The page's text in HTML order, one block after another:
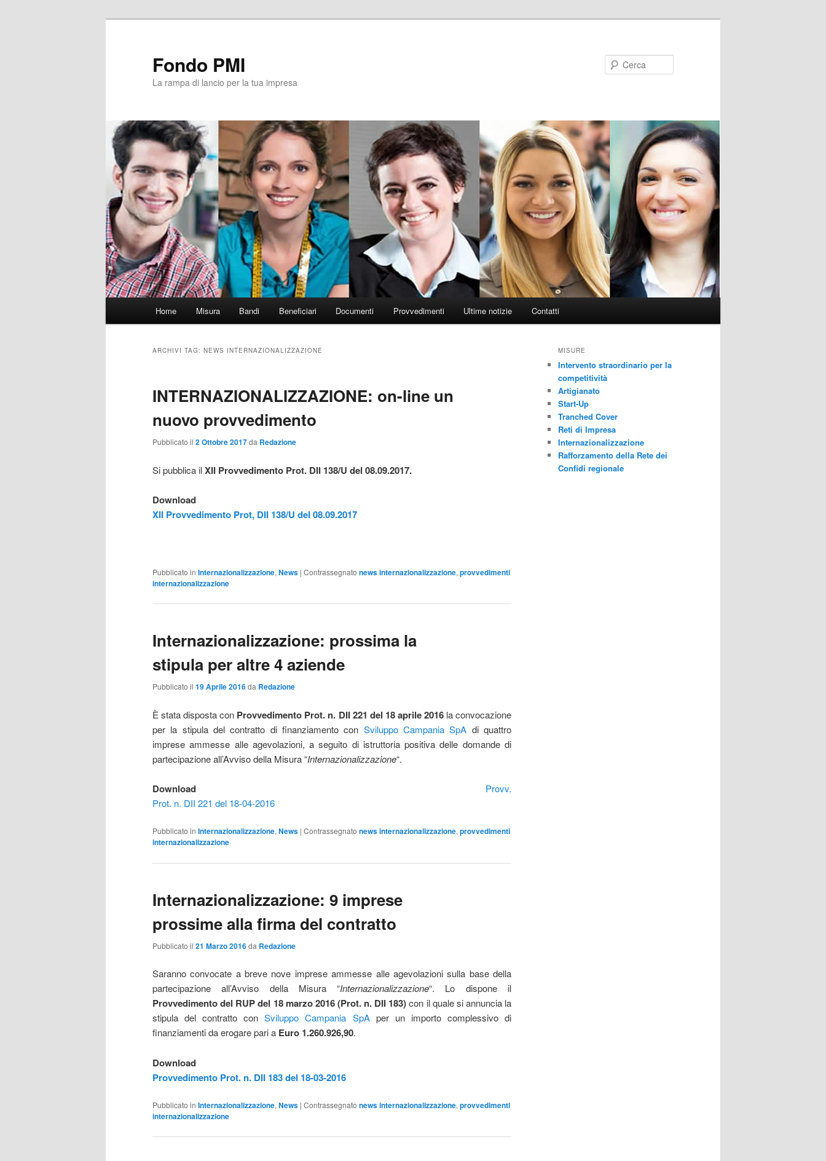
Fondo PMI
La rampa di lancio per la tua impresa
Home Misura Bandi Beneficiari Documenti Provvedimenti Ultime notizie Contatti
ARCHIVI TAG: NEWS INTERNAZIONALIZZAZIONE
INTERNAZIONALIZZAZIONE: on-line un
nuovo provvedimento
Pubblicato il 2 Ottobre 2017da Redazione
Si pubblica ilXII Provvedimento Prot. DII 138/U del 08.09.2017.
Download
XII Provvedimento Prot, DII 138/U del 08.09.2017
Pubblicato in Internazionalizzazione, News | Contrassegnato news internazionalizzazione, provvedimenti
internazionalizzazione
Internazionalizzazione: prossima la
stipula per altre 4 aziende
Pubblicato il 19 Aprile 2016da Redazione
È stata disposta con Provvedimento Prot. n. DII 221 del 18 aprile 2016la convocazione
per la stipula del contratto di finanziamento con Sviluppo Campania SpA di quattro
imprese ammesse alle agevolazioni, a seguito di istruttoria positiva delle domande di
partecipazione all’Avviso della Misura “Internazionalizzazione“.
Download
Provv.
Prot. n. DII 221 del 18-04-2016
Pubblicato in Internazionalizzazione, News | Contrassegnato news internazionalizzazione, provvedimenti
internazionalizzazione
Internazionalizzazione: 9 imprese
prossime alla firma del contratto
Pubblicato il 21 Marzo 2016da Redazione
Saranno convocate a breve nove imprese ammesse alle agevolazioni sulla base della
partecipazione all’Avviso della Misura “Internazionalizzazione“. Lo dispone il
Provvedimento del RUP del 18 marzo 2016 (Prot. n. DII 183)con il quale si annuncia la
stipula del contratto conSviluppo Campania SpAper un importo complessivo di
finanziamenti da erogare pari a Euro 1.260.926,90.
Download
Provvedimento Prot. n. DII 183 del 18-03-2016
Pubblicato in Internazionalizzazione, News | Contrassegnato news internazionalizzazione, provvedimenti
internazionalizzazione
MISURE
Intervento straordinario per la
competitività
Artigianato
Start-Up
Tranched Cover
Reti di Impresa
Internazionalizzazione
Rafforzamento della Rete dei
Confidi regionale